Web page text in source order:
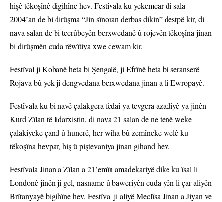
hişê têkoşînê digihîne hev. ​Festîvala ku yekemcar di sala
2004’an de bi dirûşma “Jin sînoran derbas dikin” destpê kir, di
nava salan de bi tecrûbeyên berxwedanê û rojevên têkoşîna jinan
bi dirûşmên cuda rêwîtiya xwe dewam kir.
Festîval ji Kobanê heta bi Şengalê, ji Efrînê heta bi seranserê
Rojava bû yek ji dengvedana berxwedana jinan a li Ewropayê.
Festîvala ku bi navê çalakgera fedaî ya tevgera azadiyê ya jinên
Kurd Zîlan tê lidarxistin, di nava 21 salan de ne tenê weke
çalakiyeke çand û hunerê, her wiha bû zemîneke welê ku
têkoşîna hevpar, hiş û piştevaniya jinan gihand hev.
Festîvala Jinan a Zîlan a 21’emîn amadekariyê dike ku îsal li
Londonê jinên ji gel, nasname û baweriyên cuda yên li çar aliyên
Brîtanyayê bigihîne hev. Festîval ji aliyê Meclîsa Jinan a Jiyan ve